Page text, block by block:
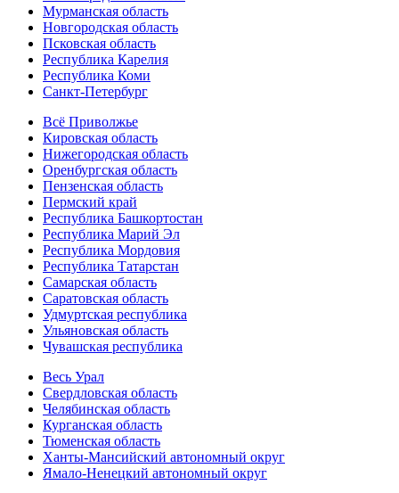
Мурманская область
Новгородская область
Псковская область
Республика Карелия
Республика Коми
Санкт-Петербург
Всё Приволжье
Кировская область
Нижегородская область
Оренбургская область
Пензенская область
Пермский край
Республика Башкортостан
Республика Марий Эл
Республика Мордовия
Республика Татарстан
Самарская область
Саратовская область
Удмуртская республика
Ульяновская область
Чувашская республика
Весь Урал
Свердловская область
Челябинская область
Курганская область
Тюменская область
Ханты-Мансийский автономный округ
Ямало-Ненецкий автономный округ